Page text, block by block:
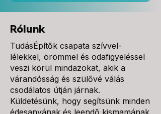
Rólunk
TudásÉpítők csapata szívvel-
lélekkel, örömmel és odafigyeléssel
veszi körül mindazokat, akik a
várandósság és szülővé válás
csodálatos útján járnak.
Küldetésünk, hogy segítsünk minden
édesanyának és leendő kismamának